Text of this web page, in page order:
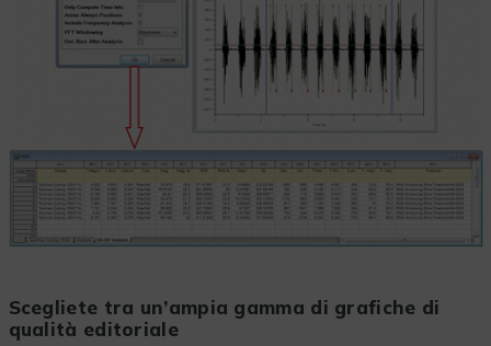
Scegliete tra un’ampia gamma di grafiche di
qualità editoriale